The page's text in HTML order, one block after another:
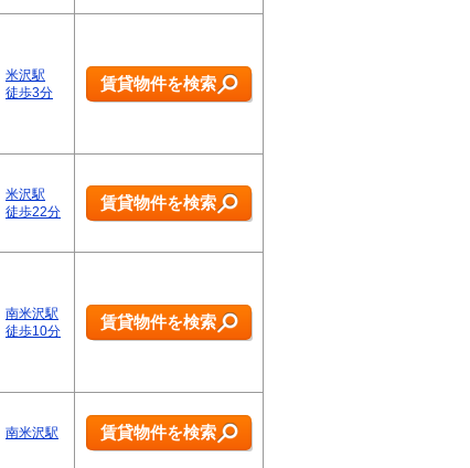
米沢駅
徒歩3分
賃貸物件を検索
米沢駅
徒歩22分
賃貸物件を検索
南米沢駅
徒歩10分
賃貸物件を検索
南米沢駅 賃貸物件を検索